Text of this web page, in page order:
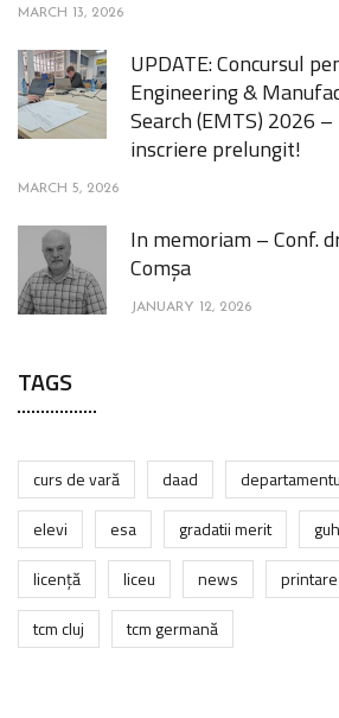
MARCH 13, 2026
UPDATE: Concursul
Engineering &
Search (EMTS) 2026
inscriere prelungit!
MARCH 5, 2026
In memoriam – Conf.
Comșa
JANUARY 12, 2026
TAGS
curs de vară daad
elevi
esa gradatii merit
licență
liceu news
tcm cluj
tcm germană